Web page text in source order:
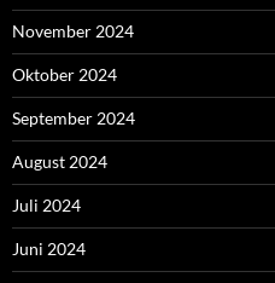
November 2024
Oktober 2024
September 2024
August 2024
Juli 2024
Juni 2024